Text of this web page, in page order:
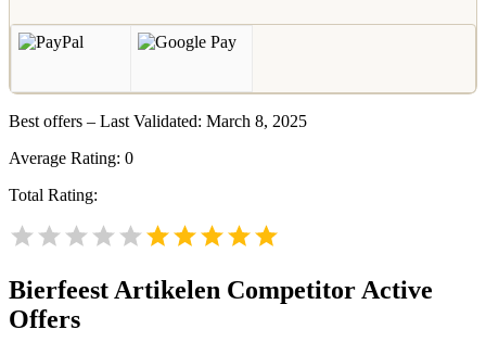
Best offers – Last Validated: March 8, 2025
Average Rating: 0
Total Rating:
Bierfeest Artikelen Competitor Active
Offers